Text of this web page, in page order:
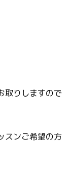
取りしますので
スンご希望の方